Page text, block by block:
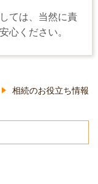
ては、当然に責
心ください。
相続のお役立ち情報